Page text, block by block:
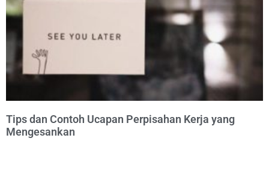
Tips dan Contoh Ucapan Perpisahan Kerja yang
Mengesankan